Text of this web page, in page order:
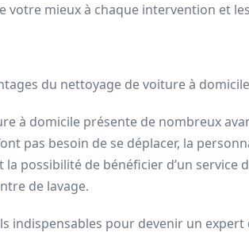
votre mieux à chaque intervention et
du nettoyage de voiture à
à domicile présente de nombreux
pas besoin de se déplacer, la
la possibilité de bénéficier d’un service
de lavage.
indispensables pour devenir un